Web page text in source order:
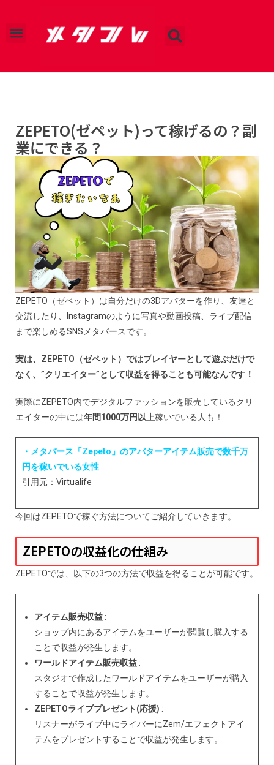
ZEPETO(ゼペット)って稼げるの？副
業にできる？
ZEPETO（ゼペット）は自分だけの3Dアバターを作り、友達と
交流したり、Instagramのように写真や動画投稿、ライブ配信
まで楽しめるSNSメタバースです。
実は、ZEPETO（ゼペット）ではプレイヤーとして遊ぶだけで
なく、”クリエイター”として収益を得ることも可能なんです！
実際にZEPETO内でデジタルファッションを販売しているクリ
エイターの中には年間1000万円以上稼いでいる人も！
・メタバース「Zepeto」のアバターアイテム販売で数千万
円を稼いでいる女性
引用元：Virtualife
今回はZEPETOで稼ぐ方法についてご紹介していきます。
ZEPETOの収益化の仕組み
ZEPETOでは、以下の3つの方法で収益を得ることが可能です。
アイテム販売収益 :
ショップ内にあるアイテムをユーザーが閲覧し購入する
ことで収益が発生します。
ワールドアイテム販売収益 :
スタジオで作成したワールドアイテムをユーザーが購入
することで収益が発生します。
ZEPETOライブプレゼント(応援) :
リスナーがライブ中にライバーにZem/エフェクトアイ
テムをプレゼントすることで収益が発生します。